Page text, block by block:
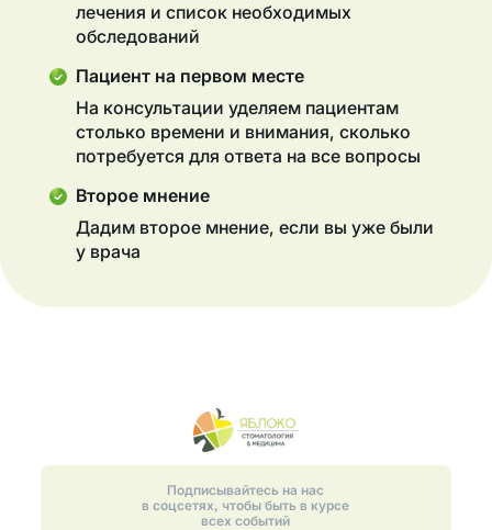
лечения и список необходимых
обследований
Пациент на первом месте
На консультации уделяем пациентам
столько времени и внимания, сколько
потребуется для ответа на все вопросы
Второе мнение
Дадим второе мнение, если вы уже были
у врача
Подписывайтесь на нас
в соцсетях, чтобы быть в курсе
всех событий